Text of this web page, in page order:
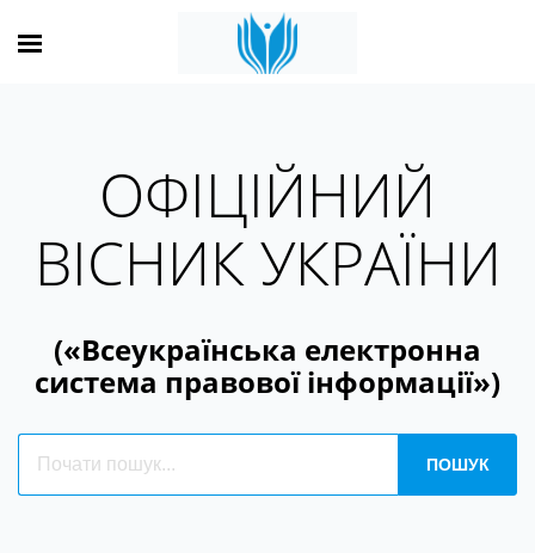
ОФІЦІЙНИЙ
ВІСНИК УКРАЇНИ
(«Всеукраїнська електронна
система правової інформації»)